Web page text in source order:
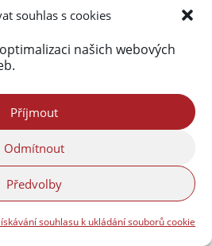
souhlas s cookies
našich webových
Příjmout
Odmítnout
Předvolby
souhlasu k ukládání souborů cookie